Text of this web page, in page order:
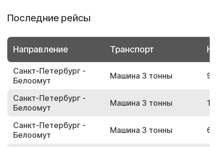
Последние рейсы
Направление Транспорт
Санкт-Петербург -
Белоомут
Машина 3 тонны
Санкт-Петербург -
Белоомут
Машина 3 тонны
Санкт-Петербург -
Белоомут
Машина 3 тонны